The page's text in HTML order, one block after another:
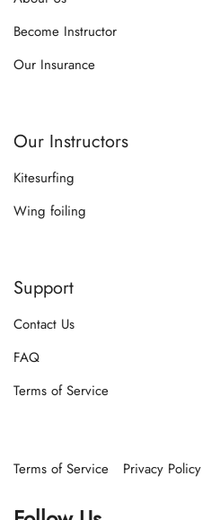
Become Instructor
Our Insurance
Our Instructors
Kitesurfing
Wing foiling
Support
Contact Us
FAQ
Terms of Service
Terms of Service Privacy Policy